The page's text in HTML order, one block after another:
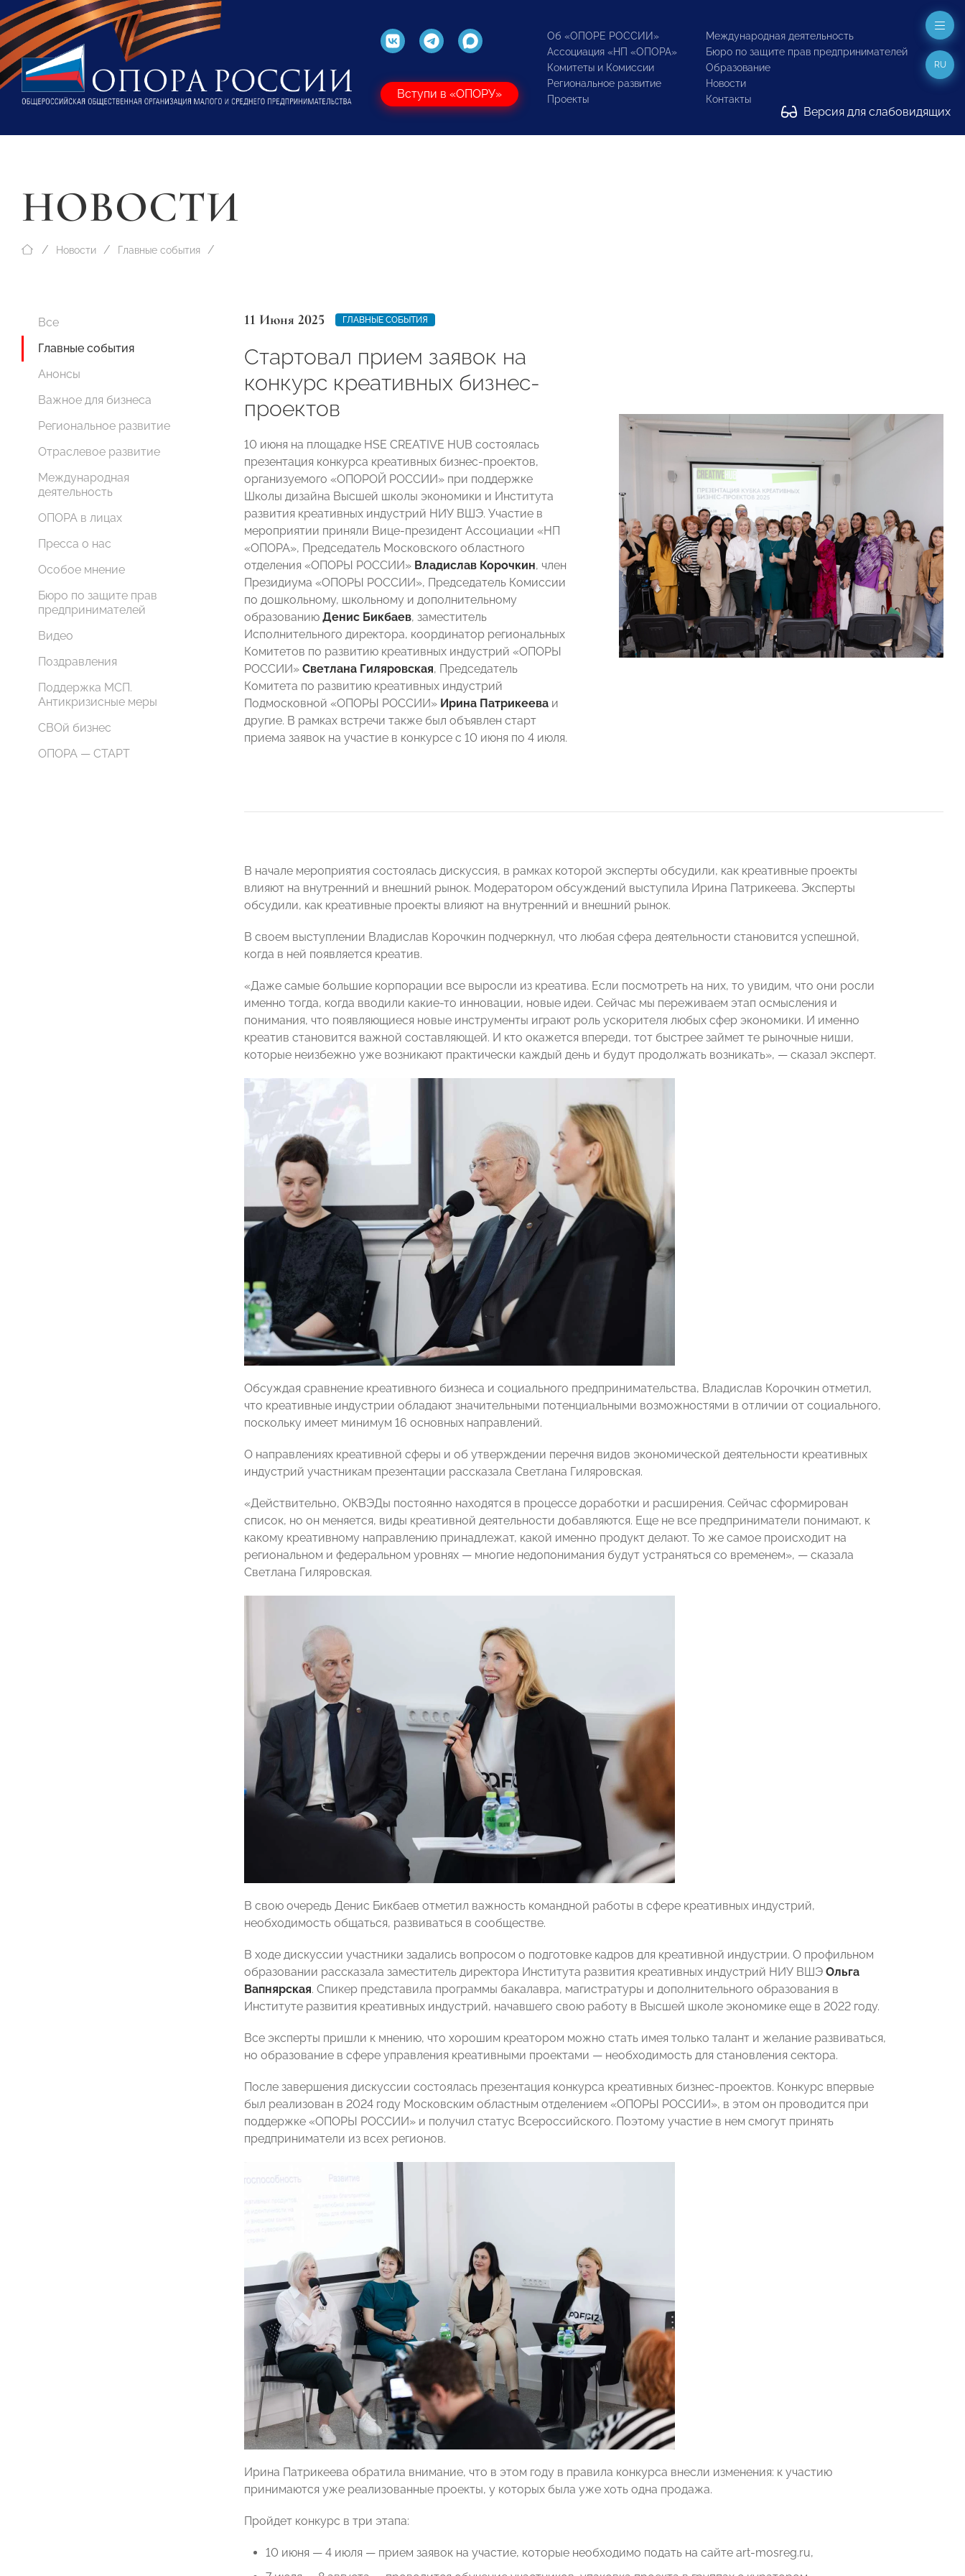
Вступи в «ОПОРУ»
Об «ОПОРЕ РОССИИ»
Ассоциация «НП «ОПОРА»
Комитеты и Комиссии
Региональное развитие
Проекты
Международная деятельность
Бюро по защите прав предпринимателей
Образование
Новости
Контакты
Версия для слабовидящих
RU
НОВОСТИ
Новости Главные события
Все
Главные события
Анонсы
Важное для бизнеса
Региональное развитие
Отраслевое развитие
Международная
деятельность
ОПОРА в лицах
Пресса о нас
Особое мнение
Бюро по защите прав
предпринимателей
Видео
Поздравления
Поддержка МСП.
Антикризисные меры
СВОй бизнес
ОПОРА — СТАРТ
11 Июня 2025 ГЛАВНЫЕ СОБЫТИЯ
Стартовал прием заявок на
конкурс креативных бизнес-
проектов
10 июня на площадке HSE CREATIVE HUB состоялась
презентация конкурса креативных бизнес-проектов,
организуемого «ОПОРОЙ РОССИИ» при поддержке
Школы дизайна Высшей школы экономики и Института
развития креативных индустрий НИУ ВШЭ. Участие в
мероприятии приняли Вице-президент Ассоциации «НП
«ОПОРА», Председатель Московского областного
отделения «ОПОРЫ РОССИИ» Владислав Корочкин, член
Президиума «ОПОРЫ РОССИИ», Председатель Комиссии
по дошкольному, школьному и дополнительному
образованию Денис Бикбаев, заместитель
Исполнительного директора, координатор региональных
Комитетов по развитию креативных индустрий «ОПОРЫ
РОССИИ» Светлана Гиляровская, Председатель
Комитета по развитию креативных индустрий
Подмосковной «ОПОРЫ РОССИИ» Ирина Патрикеева и
другие. В рамках встречи также был объявлен старт
приема заявок на участие в конкурсе с 10 июня по 4 июля.
В начале мероприятия состоялась дискуссия, в рамках которой эксперты обсудили, как креативные проекты
влияют на внутренний и внешний рынок. Модератором обсуждений выступила Ирина Патрикеева. Эксперты
обсудили, как креативные проекты влияют на внутренний и внешний рынок.
В своем выступлении Владислав Корочкин подчеркнул, что любая сфера деятельности становится успешной,
когда в ней появляется креатив.
«Даже самые большие корпорации все выросли из креатива. Если посмотреть на них, то увидим, что они росли
именно тогда, когда вводили какие-то инновации, новые идеи. Сейчас мы переживаем этап осмысления и
понимания, что появляющиеся новые инструменты играют роль ускорителя любых сфер экономики. И именно
креатив становится важной составляющей. И кто окажется впереди, тот быстрее займет те рыночные ниши,
которые неизбежно уже возникают практически каждый день и будут продолжать возникать», — сказал эксперт.
Обсуждая сравнение креативного бизнеса и социального предпринимательства, Владислав Корочкин отметил,
что креативные индустрии обладают значительными потенциальными возможностями в отличии от социального,
поскольку имеет минимум 16 основных направлений.
О направлениях креативной сферы и об утверждении перечня видов экономической деятельности креативных
индустрий участникам презентации рассказала Светлана Гиляровская.
«Действительно, ОКВЭДы постоянно находятся в процессе доработки и расширения. Сейчас сформирован
список, но он меняется, виды креативной деятельности добавляются. Еще не все предприниматели понимают, к
какому креативному направлению принадлежат, какой именно продукт делают. То же самое происходит на
региональном и федеральном уровнях — многие недопонимания будут устраняться со временем», — сказала
Светлана Гиляровская.
В свою очередь Денис Бикбаев отметил важность командной работы в сфере креативных индустрий,
необходимость общаться, развиваться в сообществе.
В ходе дискуссии участники задались вопросом о подготовке кадров для креативной индустрии. О профильном
образовании рассказала заместитель директора Института развития креативных индустрий НИУ ВШЭ Ольга
Вапнярская. Спикер представила программы бакалавра, магистратуры и дополнительного образования в
Институте развития креативных индустрий, начавшего свою работу в Высшей школе экономике еще в 2022 году.
Все эксперты пришли к мнению, что хорошим креатором можно стать имея только талант и желание развиваться,
но образование в сфере управления креативными проектами — необходимость для становления сектора.
После завершения дискуссии состоялась презентация конкурса креативных бизнес-проектов. Конкурс впервые
был реализован в 2024 году Московским областным отделением «ОПОРЫ РОССИИ», в этом он проводится при
поддержке «ОПОРЫ РОССИИ» и получил статус Всероссийского. Поэтому участие в нем смогут принять
предприниматели из всех регионов.
Ирина Патрикеева обратила внимание, что в этом году в правила конкурса внесли изменения: к участию
принимаются уже реализованные проекты, у которых была уже хоть одна продажа.
Пройдет конкурс в три этапа:
10 июня — 4 июля — прием заявок на участие, которые необходимо подать на сайте art-mosreg.ru,